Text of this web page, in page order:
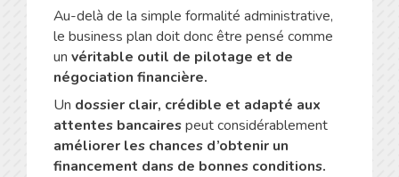
Au-delà de la simple formalité administrative,
le business plan doit donc être pensé comme
un véritable outil de pilotage et de
négociation financière.
Un dossier clair, crédible et adapté aux
attentes bancairespeut considérablement
améliorer les chances d’obtenir un
financement dans de bonnes conditions.